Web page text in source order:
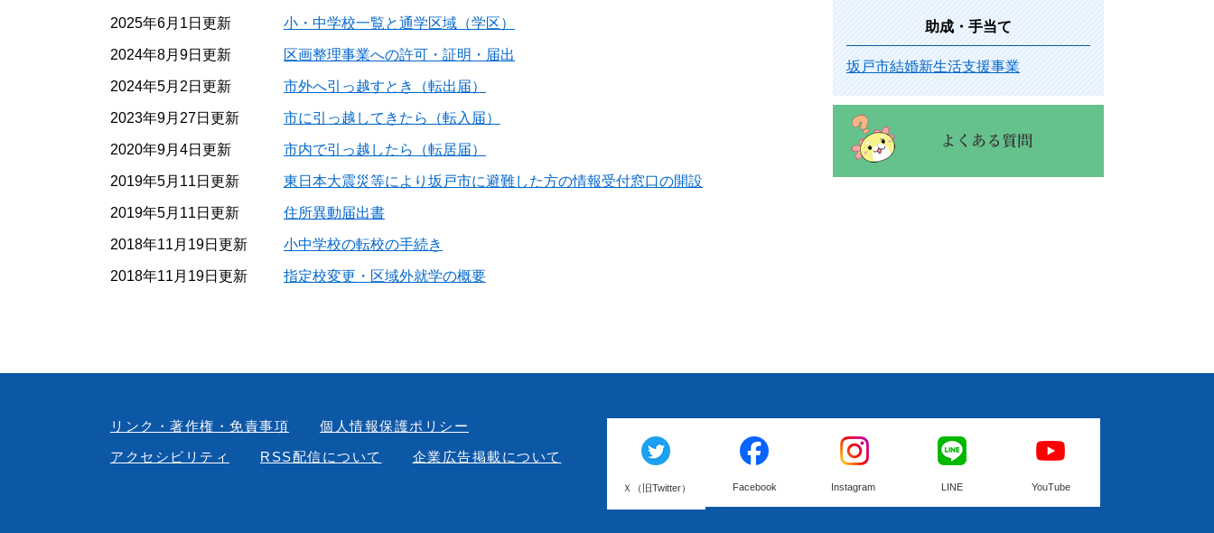
2025年6月1日更新 小・中学校一覧と通学区域（学区）
2024年8月9日更新 区画整理事業への許可・証明・届出
2024年5月2日更新 市外へ引っ越すとき（転出届）
2023年9月27日更新 市に引っ越してきたら（転入届）
2020年9月4日更新 市内で引っ越したら（転居届）
2019年5月11日更新 東日本大震災等により坂戸市に避難した方の情報受付窓口の開設
2019年5月11日更新 住所異動届出書
2018年11月19日更新 小中学校の転校の手続き
2018年11月19日更新 指定校変更・区域外就学の概要
助成・手当て
坂戸市結婚新生活支援事業
リンク・著作権・免責事項
個人情報保護ポリシー
アクセシビリティ
RSS配信について 企業広告掲載について
Ｘ（旧Twitter） Facebook Instagram LINE YouTube